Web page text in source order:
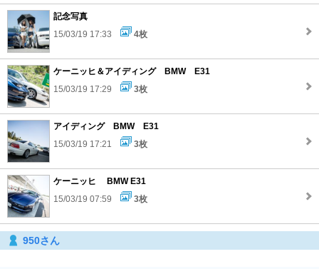
記念写真
15/03/19 17:33
4枚
ケーニッヒ＆アイディング BMW E31
15/03/19 17:29
3枚
アイディング BMW E31
15/03/19 17:21
3枚
ケーニッヒ BMW E31
15/03/19 07:59
3枚
950さん